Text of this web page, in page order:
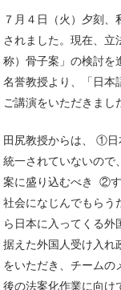
７月４日（火）夕刻
されました。現在、立
称）骨子案」の検討を
名誉教授より、「日本
ご講演をいただきまし
田尻教授からは、 ①日
統一されていないので
案に盛り込むべき ②す
社会になじんでもらう
ら日本に入ってくる外
据えた外国人受け入れ
をいただき、チームの
後の法案化作業に向